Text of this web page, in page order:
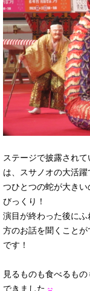
ステージで披露されて
は、スサノオの大活
つひとつの蛇が大き
びっくり！
演目が終わった後に
方のお話を聞くこと
です！
見るものも食べるも
できました